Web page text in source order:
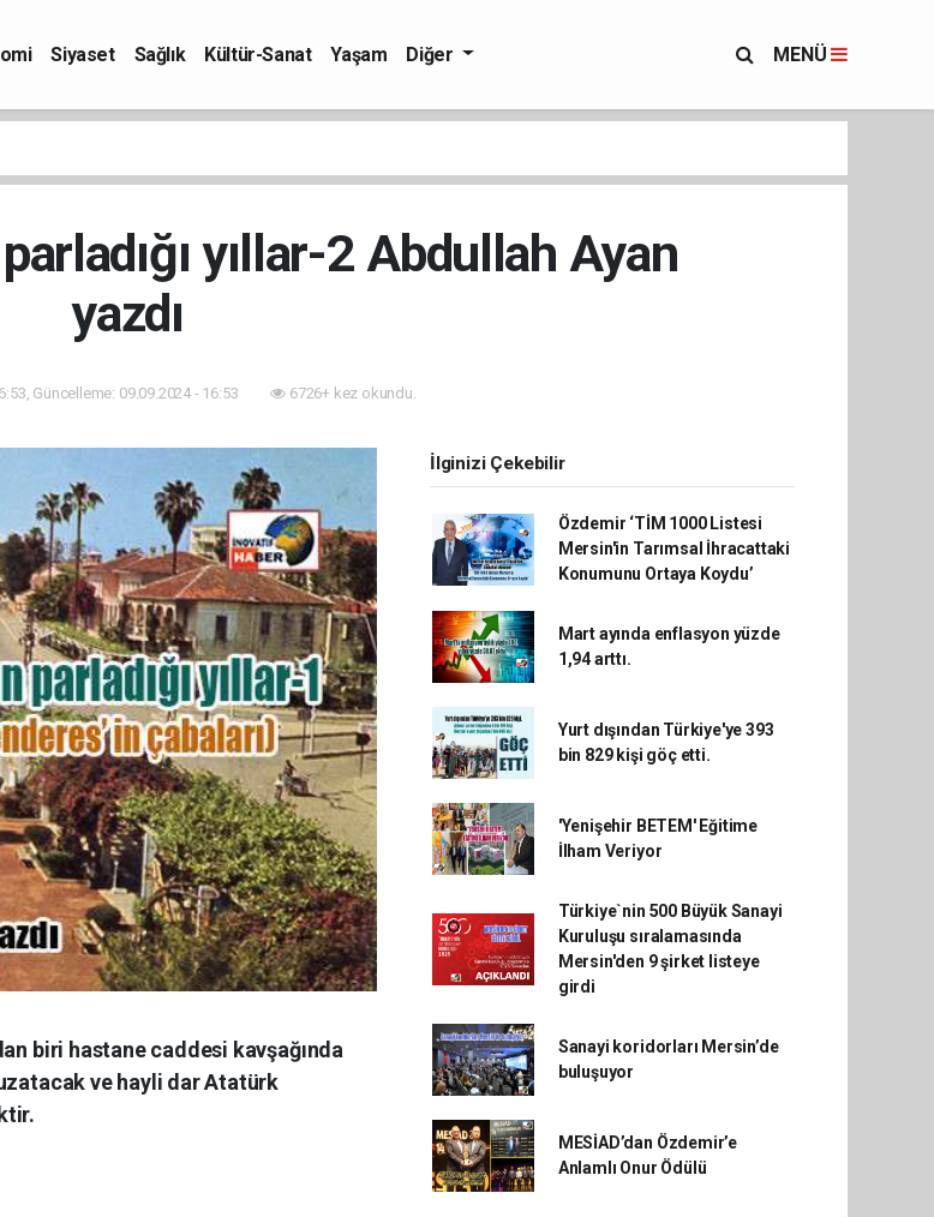
Siyaset Sağlık Kültür-Sanat Yaşam Diğer MENÜ
parladığı yıllar-2 Abdullah Ayan
yazdı
Güncelleme: 09.09.2024 - 16:53 6726+ kez okundu.
biri hastane caddesi kavşağında
ve hayli dar Atatürk
İlginizi Çekebilir
Özdemir ‘TİM 1000 Listesi
Mersin'in Tarımsal İhracattaki
Konumunu Ortaya Koydu’
Mart ayında enflasyon yüzde
1,94 arttı.
Yurt dışından Türkiye'ye 393
bin 829 kişi göç etti.
'Yenişehir BETEM' Eğitime
İlham Veriyor
Türkiye`nin 500 Büyük Sanayi
Kuruluşu sıralamasında
Mersin'den 9 şirket listeye
girdi
Sanayi koridorları Mersin’de
buluşuyor
MESİAD’dan Özdemir’e
Anlamlı Onur Ödülü